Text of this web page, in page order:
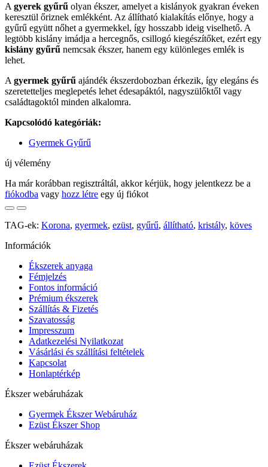
A gyerek gyűrű olyan ékszer, amelyet a kislányok gyakran éveken
keresztül őriznek emlékként. Az állítható kialakítás előnye, hogy a
gyűrű együtt nőhet a gyermekkel, így hosszabb ideig viselhető. A
legtöbb kislány imádja a hercegnős, csillogó kiegészítőket, ezért egy
kislány gyűrű nemcsak ékszer, hanem egy különleges emlék is
lehet.
A gyermek gyűrű ajándék ékszerdobozban érkezik, így elegáns és
szeretetteljes meglepetés lehet édesapáktól, nagyszülőktől vagy
családtagoktól minden alkalomra.
Kapcsolódó kategóriák:
Gyermek Gyűrű
új vélemény
Ha már korábban regisztráltál, akkor kérjük, hogy jelentkezz be a
fiókodba vagy hozz létre egy új fiókot
TAG-ek: Korona, gyermek, ezüst, gyűrű, állítható, kristály, köves
Információk
Ékszerek anyaga
Fémjelzés
Fontos információ
Prémium ékszerek
Szállítás & Fizetés
Szavatosság
Impresszum
Adatkezelési Nyilatkozat
Vásárlási és szállítási feltételek
Kapcsolat
Honlaptérkép
Ékszer webáruházak
Gyermek Ékszer Webáruház
Ezüst Ékszer Shop
Ékszer webáruházak